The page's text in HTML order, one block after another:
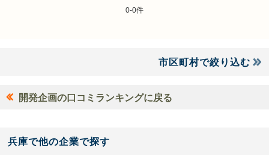
0-0件
市区町村で絞り込む
開発企画の口コミランキングに戻る
兵庫で他の企業で探す